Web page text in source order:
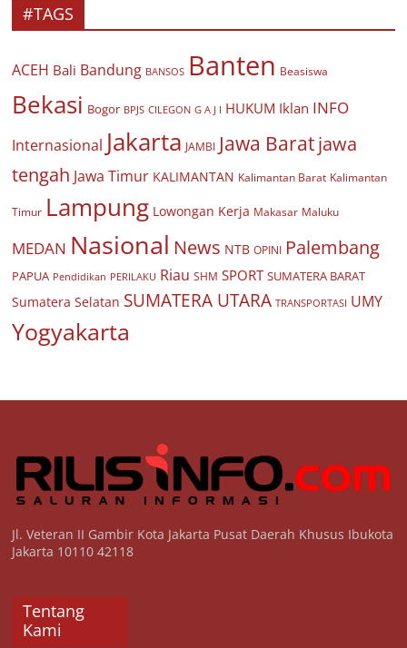
#TAGS
ACEH Bali Bandung BANSOS Banten Beasiswa
Bekasi Bogor BPJS CILEGON G A J I HUKUM Iklan INFO
Internasional Jakarta JAMBI Jawa Baratjawa
tengah Jawa Timur KALIMANTAN Kalimantan Barat Kalimantan
Timur Lampung Lowongan Kerja Makasar Maluku
MEDAN Nasional News NTB OPINI Palembang
PAPUA Pendidikan PERILAKU Riau SHM SPORT SUMATERA BARAT
Sumatera Selatan SUMATERA UTARA TRANSPORTASI UMY
Yogyakarta
Jl. Veteran II Gambir Kota Jakarta Pusat Daerah Khusus Ibukota
Jakarta 10110 42118
Tentang
Kami